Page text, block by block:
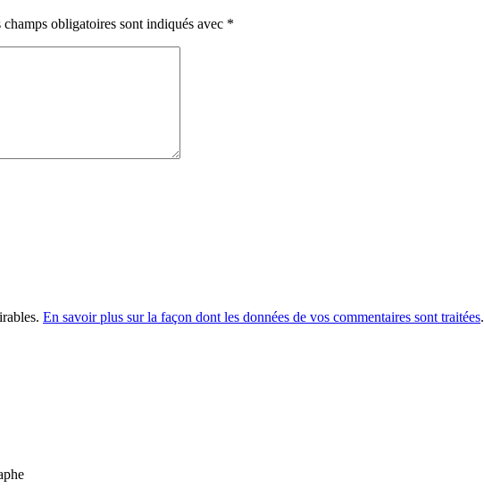
champs obligatoires sont indiqués avec *
En savoir plus sur la façon dont les données de vos commentaires sont traitées.